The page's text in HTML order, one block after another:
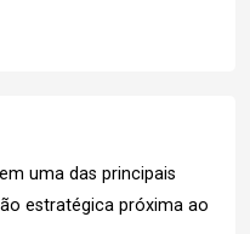
uma das principais
estratégica próxima ao